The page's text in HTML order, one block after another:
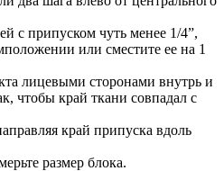
с припуском чуть менее 1/4”,
или сместите ее на 1
лицевыми сторонами внутрь и
чтобы край ткани совпадал с
край припуска вдоль
размер блока.